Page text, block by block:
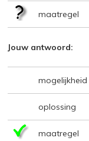
maatregel
Jouw antwoord:
mogelijkheid
oplossing
maatregel